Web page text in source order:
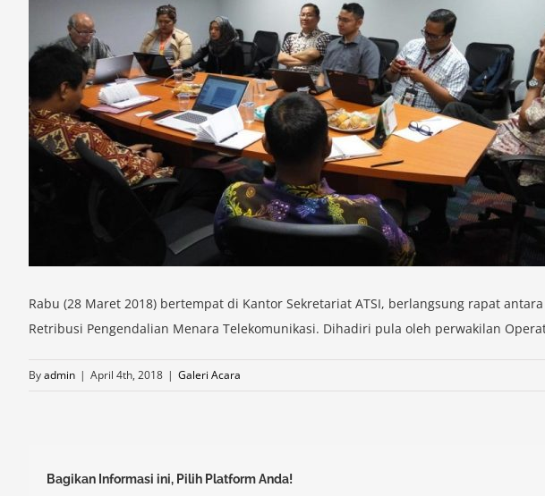
Rabu (28 Maret 2018) bertempat di Kantor Sekretariat ATSI, berlangsung rapat
Retribusi Pengendalian Menara Telekomunikasi. Dihadiri pula oleh perwakilan
Byadmin | April 4th, 2018 | Galeri Acara
Bagikan Informasi ini, Pilih Platform Anda!